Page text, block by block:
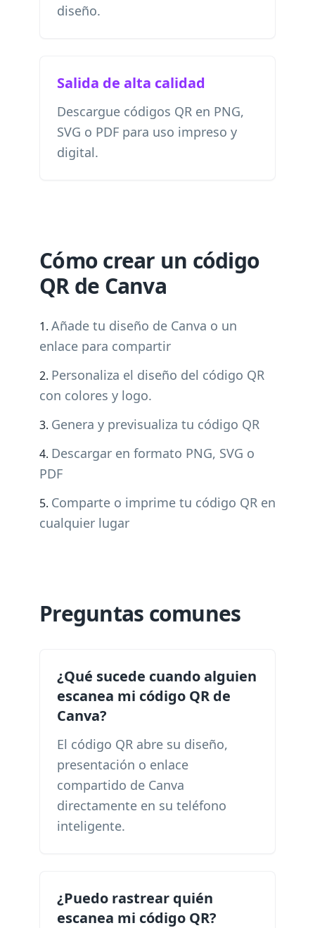
diseño.
Salida de alta calidad
Descargue códigos QR en PNG,
SVG o PDF para uso impreso y
digital.
Cómo crear un código
QR de Canva
Añade tu diseño de Canva o un
enlace para compartir
Personaliza el diseño del código QR
con colores y logo.
Genera y previsualiza tu código QR
Descargar en formato PNG, SVG o
PDF
Comparte o imprime tu código QR en
cualquier lugar
Preguntas comunes
¿Qué sucede cuando alguien
escanea mi código QR de
Canva?
El código QR abre su diseño,
presentación o enlace
compartido de Canva
directamente en su teléfono
inteligente.
¿Puedo rastrear quién
escanea mi código QR?